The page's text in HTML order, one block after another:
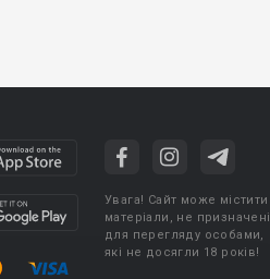
Увага! Сайт може містити
матеріали, не призначені
для перегляду особами,
які не досягли 18 років!